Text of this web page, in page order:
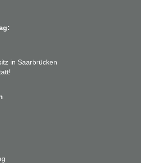
in Saarbrücken